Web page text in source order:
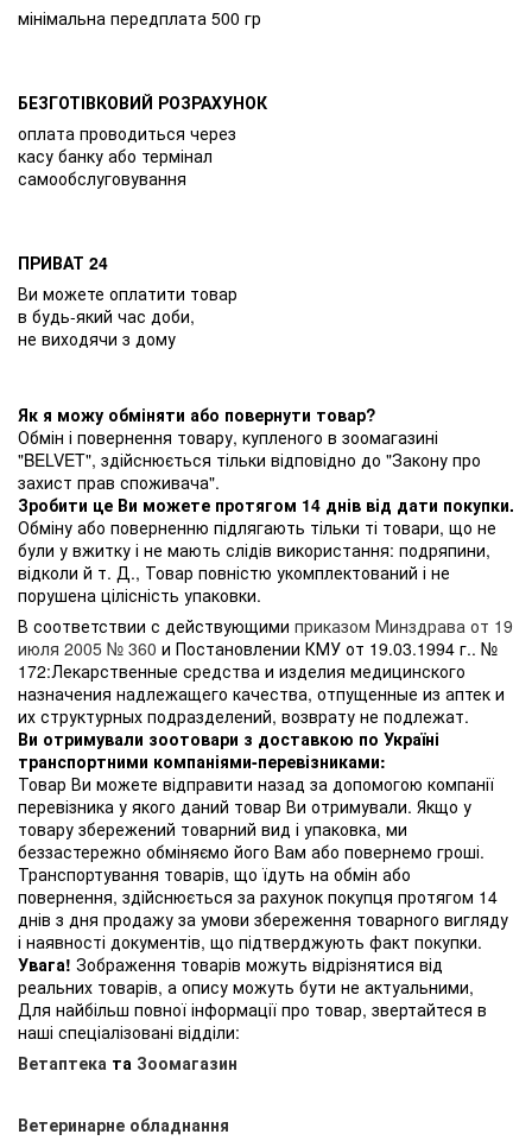
мінімальна передплата 500 гр
БЕЗГОТІВКОВИЙ РОЗРАХУНОК
оплата проводиться через
касу банку або термінал
самообслуговування
ПРИВАТ 24
Ви можете оплатити товар
в будь-який час доби,
не виходячи з дому
Як я можу обміняти або повернути товар?
Обмін і повернення товару, купленого в зоомагазині
"BELVET", здійснюється тільки відповідно до "Закону про
захист прав споживача".
Зробити це Ви можете протягом 14 днів від дати покупки.
Обміну або поверненню підлягають тільки ті товари, що не
були у вжитку і не мають слідів використання: подряпини,
відколи й т. Д., Товар повністю укомплектований і не
порушена цілісність упаковки.
В соответствии с действующими приказом Минздрава от 19
июля 2005 № 360 и Постановлении КМУ от 19.03.1994 г.. №
172:Лекарственные средства и изделия медицинского
назначения надлежащего качества, отпущенные из аптек и
их структурных подразделений, возврату не подлежат.
Ви отримували зоотовари з доставкою по Україні
транспортними компаніями-перевізниками:
Товар Ви можете відправити назад за допомогою компанії
перевізника у якого даний товар Ви отримували. Якщо у
товару збережений товарний вид і упаковка, ми
беззастережно обміняємо його Вам або повернемо гроші.
Транспортування товарів, що їдуть на обмін або
повернення, здійснюється за рахунок покупця протягом 14
днів з дня продажу за умови збереження товарного вигляду
і наявності документів, що підтверджують факт покупки.
Увага! Зображення товарів можуть відрізнятися від
реальних товарів, а опису можуть бути не актуальними,
Для найбільш повної інформації про товар, звертайтеся в
наші спеціалізовані відділи:
Ветаптека та Зоомагазин
Ветеринарне обладнання